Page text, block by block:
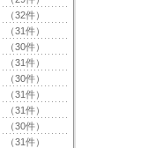
（32件）
（31件）
（30件）
（31件）
（30件）
（31件）
（31件）
（30件）
（31件）